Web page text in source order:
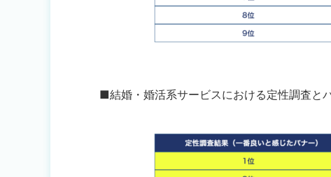
■結婚・婚活系サービスにおける定性調査と